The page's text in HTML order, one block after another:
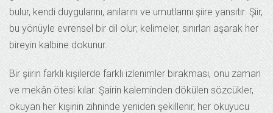
bulur, kendi duygularını, anılarını ve umutlarını şiire yansıtır. Şiir,
bu yönüyle evrensel bir dil olur; kelimeler, sınırları aşarak her
bireyin kalbine dokunur.
Bir şiirin farklı kişilerde farklı izlenimler bırakması, onu zaman
ve mekân ötesi kılar. Şairin kaleminden dökülen sözcükler,
okuyan her kişinin zihninde yeniden şekillenir, her okuyucu